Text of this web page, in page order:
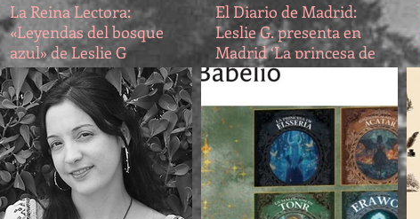
La Reina Lectora:
«Leyendas del bosque
azul» de Leslie G
completa toda su serie
de libros.
El Diario de Madrid:
Leslie G. presenta en
Madrid ‘La princesa de
Elsseria’, una historia
miedos y la aceptación
personal